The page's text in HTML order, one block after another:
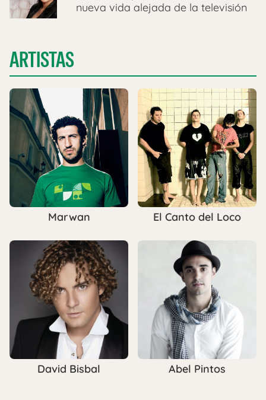
nueva vida alejada de la televisión
ARTISTAS
Marwan El Canto del Loco
David Bisbal Abel Pintos